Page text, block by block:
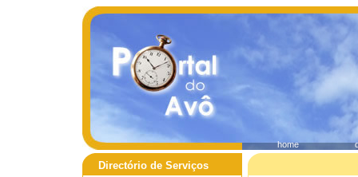
home
Directório de Serviços